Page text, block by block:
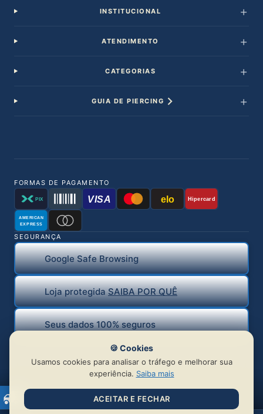
INSTITUCIONAL
ATENDIMENTO
CATEGORIAS
GUIA DE PIERCING
FORMAS DE PAGAMENTO
PIX VISA elo Hipercard
AMERICAN
EXPRESS
SEGURANÇA
Google Safe Browsing
Loja protegidaSAIBA POR QUÊ
Seus dados 100% seguros
🍪 Cookies
Usamos cookies para analisar o tráfego e melhorar sua
experiência. Saiba mais
ACEITAR E FECHAR